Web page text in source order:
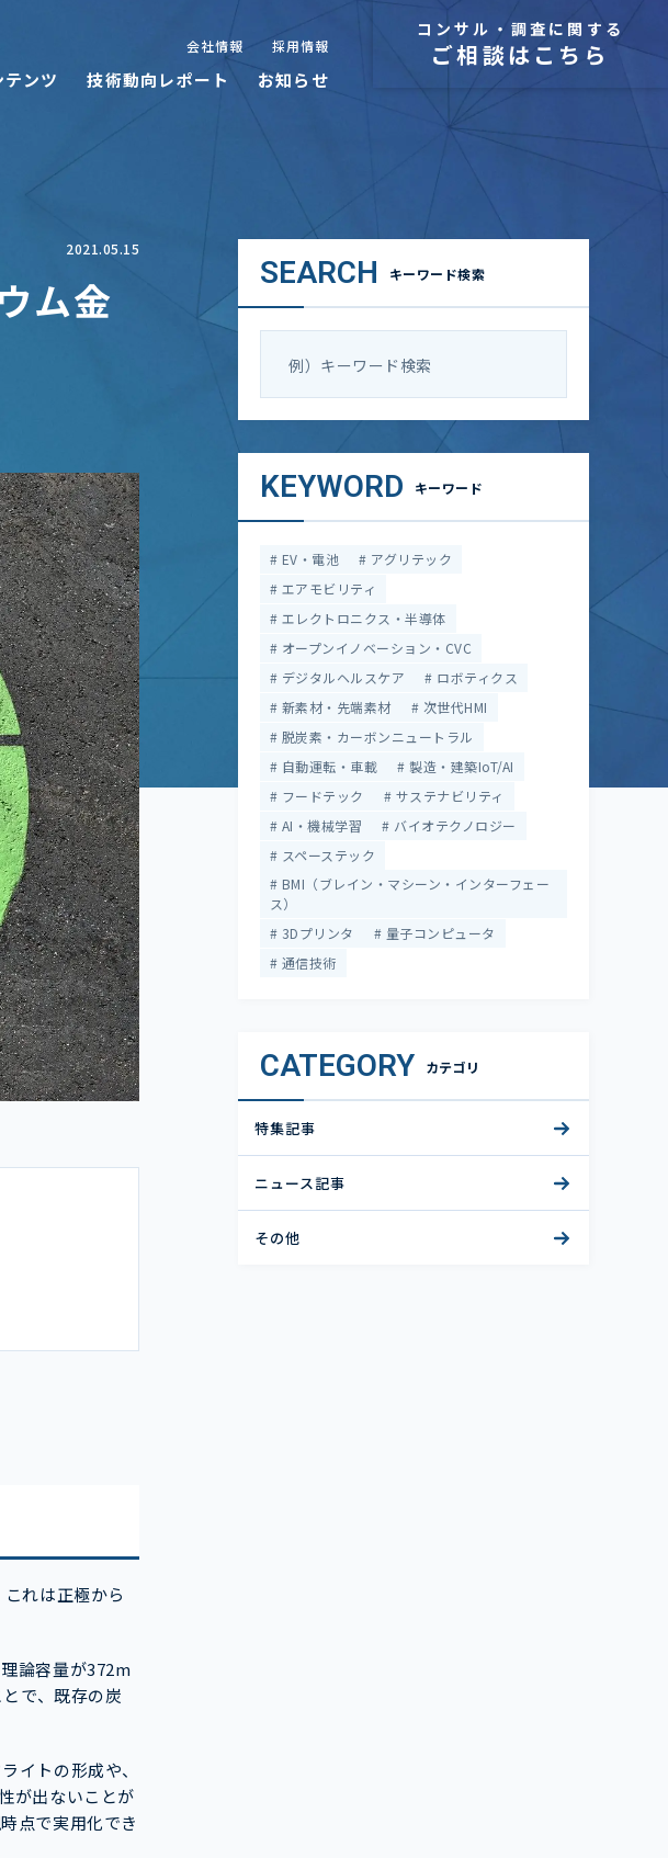
ンツ 技術動向レポート お知らせ
会社情報 採用情報
コンサル・調査に関する
ご相談はこちら
2021.05.15
ム金
れは正極から
論容量が372m
で、既存の炭
イトの形成や、
が出ないことが
点で実用化でき
SEARCH キーワード検索
KEYWORD キーワード
EV・電池
アグリテック
エアモビリティ
エレクトロニクス・半導体
オープンイノベーション・CVC
デジタルヘルスケア
ロボティクス
新素材・先端素材
次世代HMI
脱炭素・カーボンニュートラル
自動運転・車載
製造・建築IoT/AI
フードテック
サステナビリティ
AI・機械学習
バイオテクノロジー
スペーステック
BMI（ブレイン・マシーン・インターフェー
ス）
3Dプリンタ
量子コンピュータ
通信技術
CATEGORY カテゴリ
特集記事
ニュース記事
その他